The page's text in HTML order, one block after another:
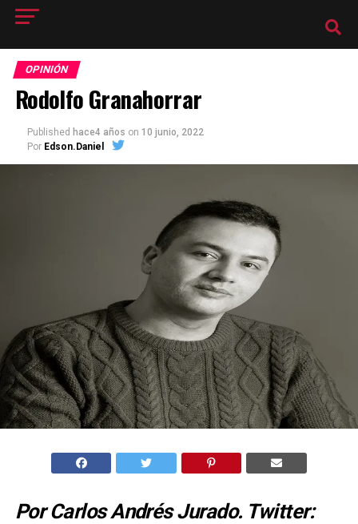
OPINIÓN
Rodolfo Granahorrar
Published hace4 años on 10 junio, 2022
Por Edson.Daniel
Por Carlos Andrés Jurado. Twitter: